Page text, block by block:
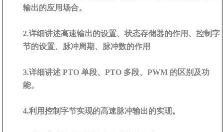
输出的应用场合。
2.详细讲述高速输出的设置、状态存储器的作用、控制字
节的设置、脉冲周期、脉冲数的作用
3.详细讲述 PTO 单段、PTO 多段、PWM 的区别及功
能。
4.利用控制字节实现的高速脉冲输出的实现。